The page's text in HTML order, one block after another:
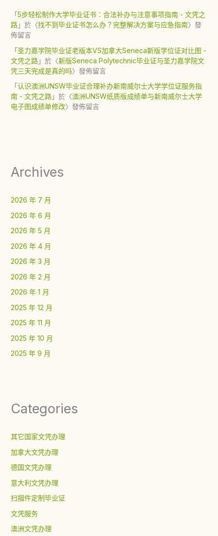
「5步轻松制作大学毕业证书：合法补办与注意事项指南 - 文凭之
路」於〈找不到毕业证书怎么办？完整解决方案与应急指南〉發
佈留言
「圣力嘉学院毕业证老版本VS加拿大Seneca新版学位证对比图 -
文凭之路」於〈新版Seneca Polytechnic毕业证与圣力嘉学院文
凭三天完成是真的吗〉發佈留言
「认识澳洲UNSW毕业证合理补办新南威尔士大学学位证服务指
南 - 文凭之路」於〈澳洲UNSW纸质版成绩单与新南威尔士大学
电子图成绩单修改〉發佈留言
Archives
2026 年 7 月
2026 年 6 月
2026 年 5 月
2026 年 4 月
2026 年 3 月
2026 年 2 月
2026 年 1 月
2025 年 12 月
2025 年 11 月
2025 年 10 月
2025 年 9 月
Categories
其它国家文凭办理
加拿大文凭办理
德国文凭办理
意大利文凭办理
扫描件定制毕业证
文凭服务
澳洲文凭办理